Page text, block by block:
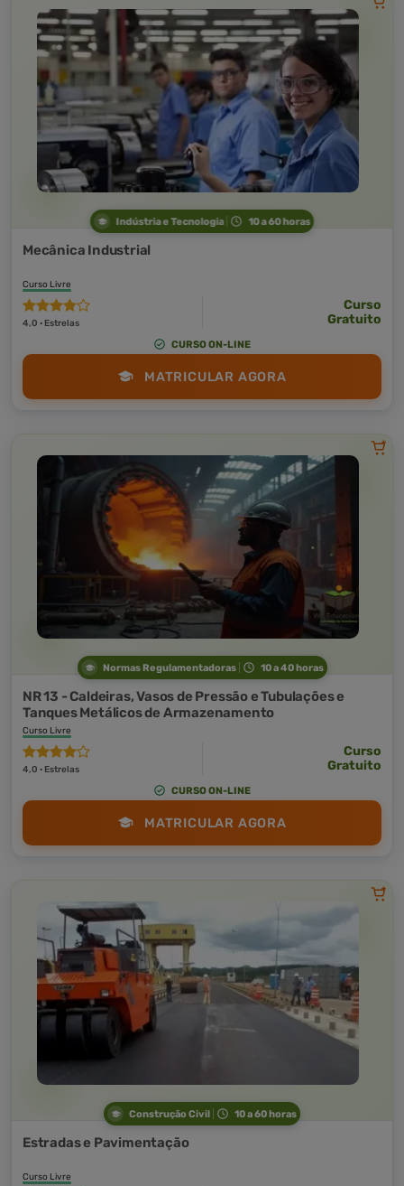
Indústria e Tecnologia 10 a 60 horas
Mecânica Industrial
Curso Livre
4,0 · Estrelas
Curso
Gratuito
CURSO ON-LINE
MATRICULAR AGORA
Normas Regulamentadoras 10 a 40 horas
NR 13 - Caldeiras, Vasos de Pressão e Tubulações e
Tanques Metálicos de Armazenamento
Curso Livre
4,0 · Estrelas
Curso
Gratuito
CURSO ON-LINE
MATRICULAR AGORA
Construção Civil 10 a 60 horas
Estradas e Pavimentação
Curso Livre